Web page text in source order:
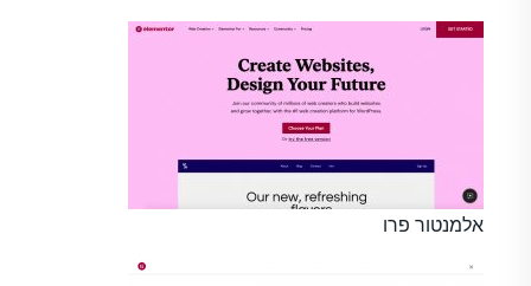
אלמנטור פרו